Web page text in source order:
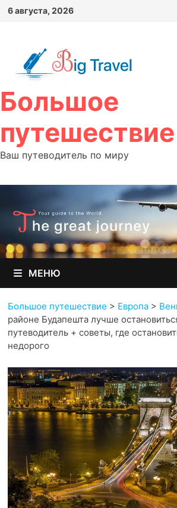
Перейти
6 августа, 2026
Большое
путешествие
Ваш путеводитель по миру
МЕНЮ
Большое путешествие > Европа>
районе Будапешта лучше
путеводитель + советы, где
недорого